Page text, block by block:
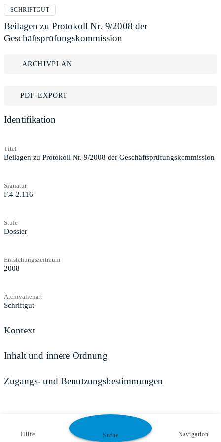
SCHRIFTGUT
Beilagen zu Protokoll Nr. 9/2008 der
Geschäftsprüfungskommission
ARCHIVPLAN
PDF-EXPORT
Identifikation
Titel
Beilagen zu Protokoll Nr. 9/2008 der Geschäftsprüfungskommission
Signatur
F.4-2.116
Stufe
Dossier
Entstehungszeitraum
2008
Archivalienart
Schriftgut
Kontext
Inhalt und innere Ordnung
Zugangs- und Benutzungsbestimmungen
Hilfe Suche Navigation